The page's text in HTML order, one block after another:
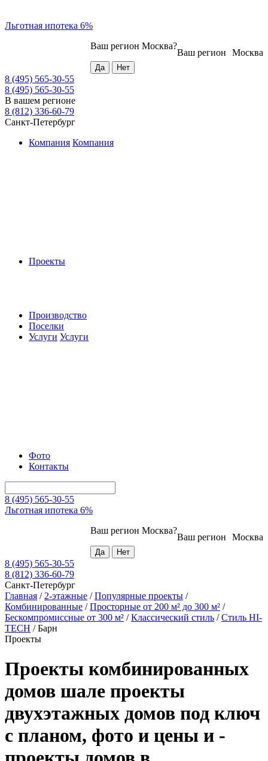
Льготная ипотека 6%
Москва
Ваш регион
Ваш регион Москва?
8 (495) 565-30-55
8 (495) 565-30-55
В вашем регионе
8 (812) 336-60-79
Санкт-Петербург
Компания Компания
Проекты
Производство
Поселки
Услуги Услуги
Фото
Контакты
8 (495) 565-30-55
Льготная ипотека 6%
Москва
Ваш регион
Ваш регион Москва?
8 (495) 565-30-55
8 (812) 336-60-79
Санкт-Петербург
Главная / 2-этажные /Популярные проекты /
Комбинированные /Просторные от 200 м² до 300 м² /
Бескомпромиссные от 300 м² /Классический стиль /Стиль HI-
TECH /Барн
Проекты
Проекты комбинированных
домов шале проекты
двухэтажных домов под ключ
с планом, фото и цены и -